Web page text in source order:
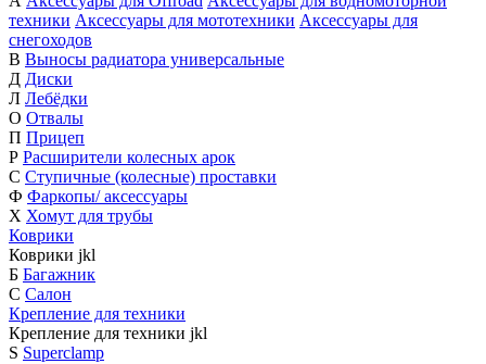
техники Аксессуары для мототехники Аксессуары для
снегоходов
В Выносы радиатора универсальные
Д Диски
Л Лебёдки
О Отвалы
П Прицеп
Р Расширители колесных арок
С Ступичные (колесные) проставки
Ф Фаркопы/ аксессуары
Х Хомут для трубы
Коврики
Коврики jkl
Б Багажник
С Салон
Крепление для техники
Крепление для техники jkl
S Superclamp